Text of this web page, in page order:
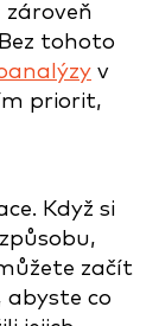
zároveň
tohoto
v
priorit,
Když si
začít
abyste co